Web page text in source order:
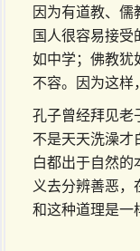
因为有道教、儒
国人很容易接
如中学；佛教犹
不容。因为这样
孔子曾经拜见老
不是天天洗澡才
白都出于自然的
义去分辨善恶，
和这种道理是一